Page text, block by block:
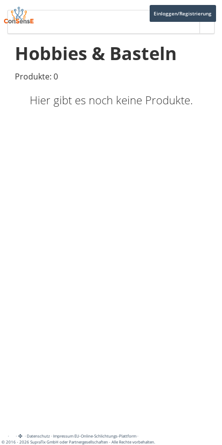
Einloggen/Registrierung
Hobbies & Basteln
Produkte: 0
Hier gibt es noch keine Produkte.
· · ·Datenschutz·Impressum EU-Online-Schlichtungs-Plattform·
© 2016 - 2026 SupraTix GmbH oder Partnergesellschaften - Alle Rechte vorbehalten.